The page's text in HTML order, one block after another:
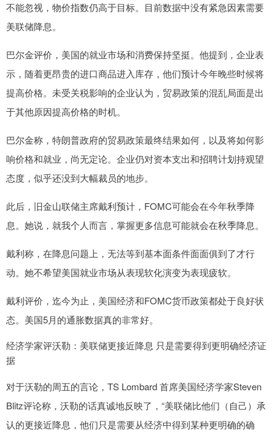
不能忽视，物价指数仍高于目标。目前数据中没有紧急因素需要
美联储降息。
巴尔金评价，美国的就业市场和消费保持坚挺。他提到，企业表
示，随着更昂贵的进口商品进入库存，他们预计今年晚些时候将
提高价格。未受关税影响的企业认为，贸易政策的混乱局面是出
于其他原因提高价格的时机。
巴尔金称，特朗普政府的贸易政策最终结果如何，以及将如何影
响价格和就业，尚无定论。企业仍对资本支出和招聘计划持观望
态度，似乎还没到大幅裁员的地步。
此后，旧金山联储主席戴利预计，FOMC可能会在今年秋季降
息。她说，就我个人而言，掌握更多信息可能就会在秋季降息。
戴利称，在降息问题上，无法等到基本面条件面面俱到了才行
动。她不希望美国就业市场从表现软化演变为表现疲软。
戴利评价，迄今为止，美国经济和FOMC货币政策都处于良好状
态。美国5月的通胀数据真的非常好。
经济学家评沃勒：美联储更接近降息 只是需要得到更明确经济证
据
对于沃勒的周五的言论，TS Lombard 首席美国经济学家Steven
Blitz评论称，沃勒的话真诚地反映了，“美联储比他们（自己）承
认的更接近降息，他们只是需要从经济中得到某种更明确的确